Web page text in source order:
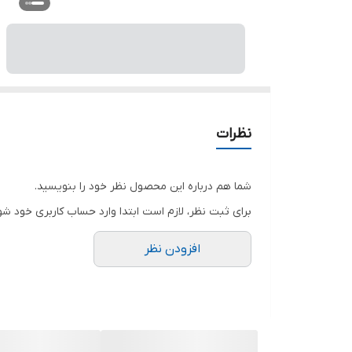
نظرات
شما هم درباره این محصول نظر خود را بنویسید.
برای ثبت نظر، لازم است ابتدا وارد حساب کاربری خود
افزودن نظر